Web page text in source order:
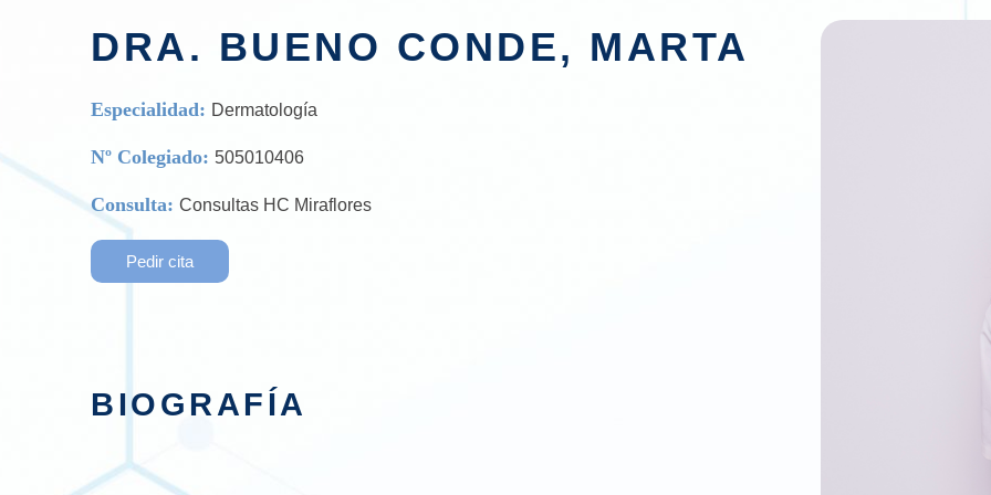
DRA. BUENO CONDE, MARTA
Especialidad: Dermatología
Nº Colegiado: 505010406
Consulta: Consultas HC Miraflores
Pedir cita
BIOGRAFÍA